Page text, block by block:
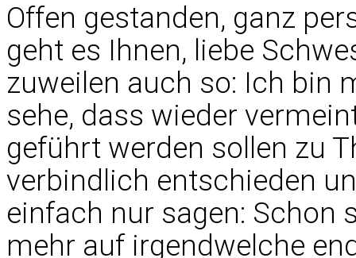
Offen gestanden, ganz
geht es Ihnen, liebe
zuweilen auch so: Ich bin
sehe, dass wieder
geführt werden sollen zu
verbindlich entschieden
einfach nur sagen: Schon
mehr auf irgendwelche